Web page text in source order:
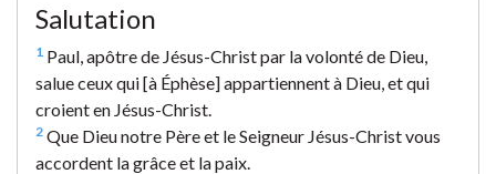
Salutation
1 Paul, apôtre de Jésus-Christ par la volonté de Dieu,
salue ceux qui [à Éphèse] appartiennent à Dieu, et qui
croient en Jésus-Christ.
2 Que Dieu notre Père et le Seigneur Jésus-Christ vous
accordent la grâce et la paix.